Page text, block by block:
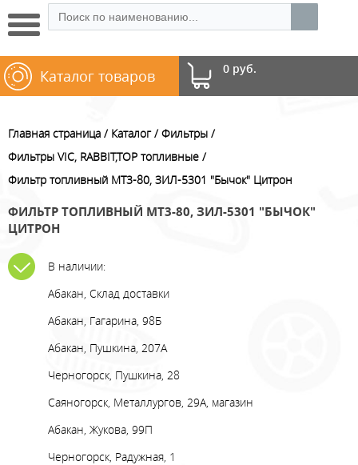
0 руб.
Каталог товаров
Главная страница Каталог
Фильтры
Фильтры VIC, RABBIT,TOP топливные
Фильтр топливный МТ3-80, ЗИЛ-5301 "Бычок" Цитрон
ФИЛЬТР ТОПЛИВНЫЙ МТ3-80, ЗИЛ-5301 "БЫЧОК"
ЦИТРОН
В наличии:
Абакан, Склад доставки
Абакан, Гагарина, 98Б
Абакан, Пушкина, 207А
Черногорск, Пушкина, 28
Саяногорск, Металлургов, 29А, магазин
Абакан, Жукова, 99П
Черногорск, Радужная, 1